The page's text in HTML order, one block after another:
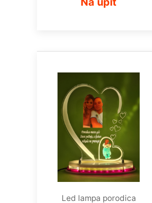
Led lampa porodica